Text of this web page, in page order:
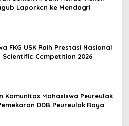
Laporkan ke Mendagri
FKG USK Raih Prestasi Nasional
Scientific Competition 2026
Komunitas Mahasiswa Peureulak
DOB Peureulak Raya